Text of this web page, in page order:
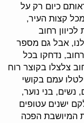
כיום רק על
קצות העיר,
רחוב
אבל גם מספר
נדחקו בכל
צלצלו בקוצר רוח
עמם בקושי
נשים, בני נוער,
ישנים עטופים
המיושבת הפכה